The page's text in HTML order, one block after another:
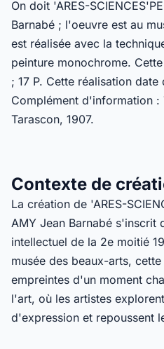
On doit 'ARES-
Barnabé ; l'oeuvre est au
est réalisée avec la
peinture monochrome.
; 17 P. Cette réalisation
Complément d'information :
Tarascon, 1907.
Contexte de
La création de 'ARES-
AMY Jean Barnabé s'inscrit
intellectuel de la 2e moitié
musée des beaux-arts,
empreintes d'un moment
l'art, où les artistes
d'expression et repoussent